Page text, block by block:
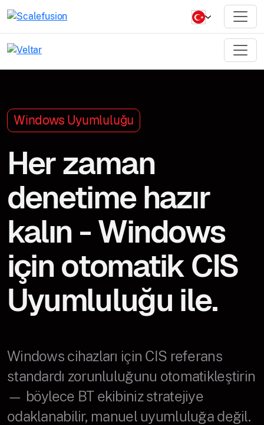
Windows Uyumluluğu
Her zaman
denetime hazır
kalın - Windows
için otomatik CIS
Uyumluluğu ile.
Windows cihazları için CIS referans
standardı zorunluluğunu otomatikleştirin
— böylece BT ekibiniz stratejiye
odaklanabilir, manuel uyumluluğa değil.